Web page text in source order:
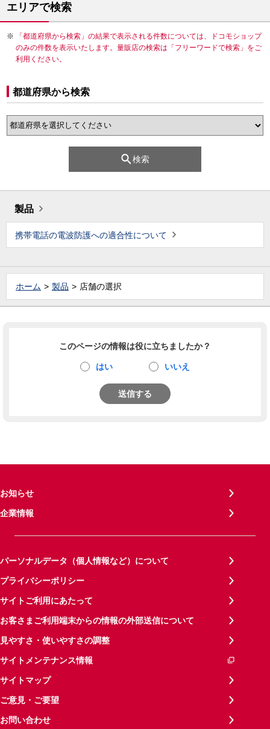
エリアで検索
「都道府県から検索」の結果で表示される件数については、ドコモショップ
のみの件数を表示いたします。量販店の検索は「フリーワードで検索」をご
利用ください。
都道府県から検索
検索
製品
携帯電話の電波防護への適合性について
ホーム 製品 店舗の選択
このページの情報は役に立ちましたか？
はい いいえ
送信する
お知らせ
企業情報
パーソナルデータ（個人情報など）について
プライバシーポリシー
サイトご利用にあたって
お客さまご利用端末からの情報の外部送信について
見やすさ・使いやすさの調整
サイトメンテナンス情報
サイトマップ
ご意見・ご要望
お問い合わせ